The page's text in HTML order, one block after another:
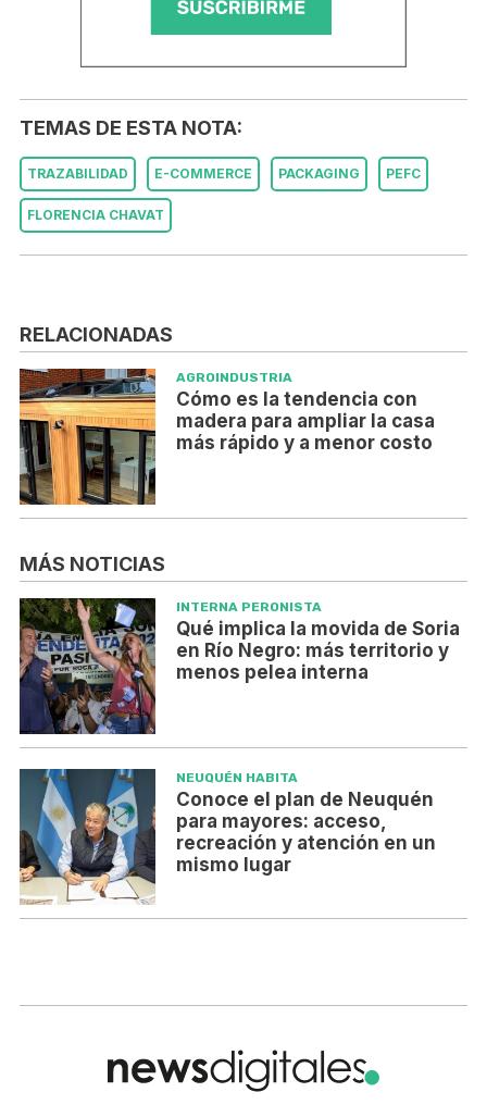
TEMAS DE ESTA NOTA:
TRAZABILIDAD E-COMMERCE PACKAGING PEFC
FLORENCIA CHAVAT
RELACIONADAS
AGROINDUSTRIA
Cómo es la tendencia con
madera para ampliar la casa
más rápido y a menor costo
MÁS NOTICIAS
INTERNA PERONISTA
Qué implica la movida de Soria
en Río Negro: más territorio y
menos pelea interna
NEUQUÉN HABITA
Conoce el plan de Neuquén
para mayores: acceso,
recreación y atención en un
mismo lugar